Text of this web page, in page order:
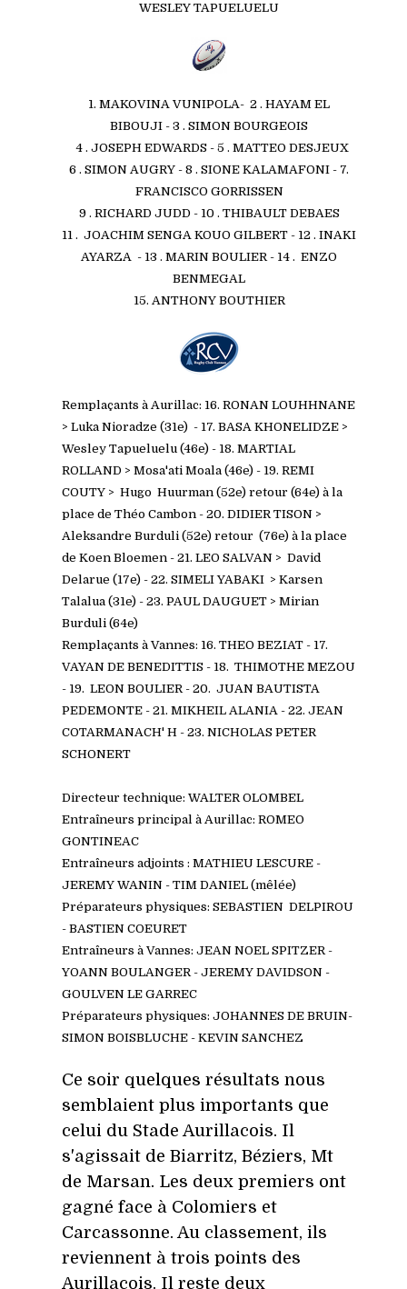
WESLEY TAPUELUELU
1. MAKOVINA VUNIPOLA- 2 . HAYAM EL
BIBOUJI - 3 . SIMON BOURGEOIS
4 . JOSEPH EDWARDS - 5 . MATTEO DESJEUX
6 . SIMON AUGRY - 8 . SIONE KALAMAFONI - 7.
FRANCISCO GORRISSEN
9 . RICHARD JUDD - 10 . THIBAULT DEBAES
11 . JOACHIM SENGA KOUO GILBERT - 12 . INAKI
AYARZA - 13 . MARIN BOULIER - 14 . ENZO
BENMEGAL
15. ANTHONY BOUTHIER
Remplaçants à Aurillac: 16. RONAN LOUHHNANE
> Luka Nioradze (31e) - 17. BASA KHONELIDZE >
Wesley Tapueluelu (46e) - 18. MARTIAL
ROLLAND > Mosa'ati Moala (46e) - 19. REMI
COUTY > Hugo Huurman (52e) retour (64e) à la
place de Théo Cambon - 20. DIDIER TISON >
Aleksandre Burduli (52e) retour (76e) à la place
de Koen Bloemen - 21. LEO SALVAN > David
Delarue (17e) - 22. SIMELI YABAKI > Karsen
Talalua (31e) - 23. PAUL DAUGUET > Mirian
Burduli (64e)
Remplaçants à Vannes: 16. THEO BEZIAT - 17.
VAYAN DE BENEDITTIS - 18. THIMOTHE MEZOU
- 19. LEON BOULIER - 20. JUAN BAUTISTA
PEDEMONTE - 21. MIKHEIL ALANIA - 22. JEAN
COTARMANACH' H - 23. NICHOLAS PETER
SCHONERT
Directeur technique: WALTER OLOMBEL
Entraîneurs principal à Aurillac: ROMEO
GONTINEAC
Entraîneurs adjoints : MATHIEU LESCURE -
JEREMY WANIN - TIM DANIEL (mêlée)
Préparateurs physiques: SEBASTIEN DELPIROU
- BASTIEN COEURET
Entraîneurs à Vannes: JEAN NOEL SPITZER -
YOANN BOULANGER - JEREMY DAVIDSON -
GOULVEN LE GARREC
Préparateurs physiques: JOHANNES DE BRUIN-
SIMON BOISBLUCHE - KEVIN SANCHEZ
Ce soir quelques résultats nous
semblaient plus importants que
celui du Stade Aurillacois. Il
s'agissait de Biarritz, Béziers, Mt
de Marsan. Les deux premiers ont
gagné face à Colomiers et
Carcassonne. Au classement, ils
reviennent à trois points des
Aurillacois. Il reste deux